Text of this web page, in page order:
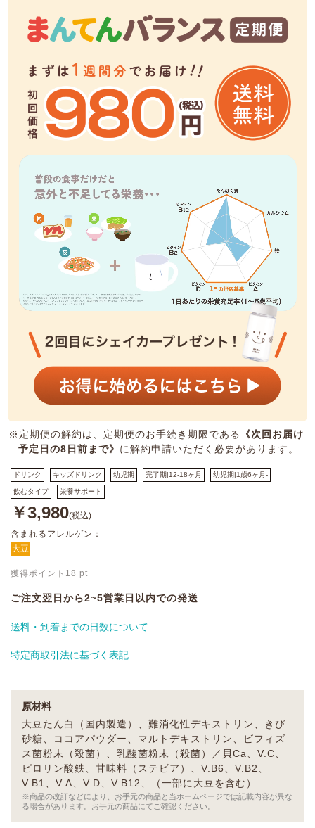
※定期便の解約は、定期便のお手続き期限である
《次回お届け
予定日の8日前まで》 に解約申請いただく必要があります。
ドリンク キッズドリンク 幼児期 完了期|12-18ヶ月 幼児期|1歳6ヶ月-
飲むタイプ 栄養サポート
￥3,980(税込)
含まれるアレルゲン：
大豆
獲得ポイント 18 pt
ご注文翌日から2~5営業日以内での発送
送料・到着までの日数について
特定商取引法に基づく表記
原材料
大豆たん白（国内製造）、難消化性デキストリン、きび
砂糖、ココアパウダー、マルトデキストリン、ビフィズ
ス菌粉末（殺菌）、乳酸菌粉末（殺菌）／貝Ca、V.C、
ピロリン酸鉄、甘味料（ステビア）、V.B6、V.B2、
V.B1、V.A、V.D、V.B12、（一部に大豆を含む）
※商品の改訂などにより、お手元の商品と当ホームページでは記載内容が異な
る場合があります。お手元の商品にてご確認ください。